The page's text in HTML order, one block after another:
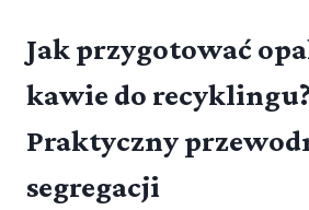
Jak przygotować
kawie do recyklingu?
Praktyczny
segregacji